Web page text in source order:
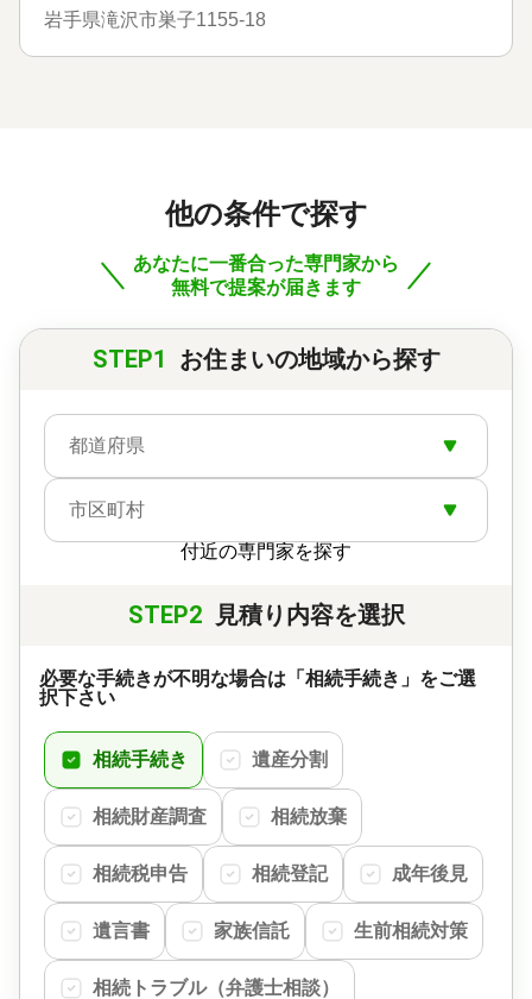
岩手県滝沢市巣子1155-18
他の条件で探す
あなたに一番合った専門家から
無料で提案が届きます
STEP1 お住まいの地域から探す
都道府県
市区町村
付近の専門家を探す
STEP2 見積り内容を選択
必要な手続きが不明な場合は「相続手続き」をご選
択下さい
相続手続き 遺産分割
相続財産調査 相続放棄
相続税申告 相続登記 成年後見
遺言書 家族信託 生前相続対策
相続トラブル（弁護士相談）